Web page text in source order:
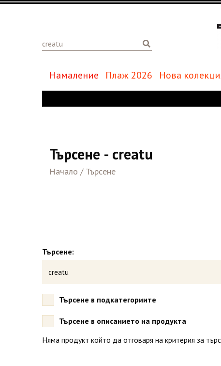
Намаление Плаж 2026 Нова
Търсене - creatu
Начало / Търсене
Търсене:
Търсене в подкатегориите
Търсене в описанието на продукта
Няма продукт който да отговаря на критерия за